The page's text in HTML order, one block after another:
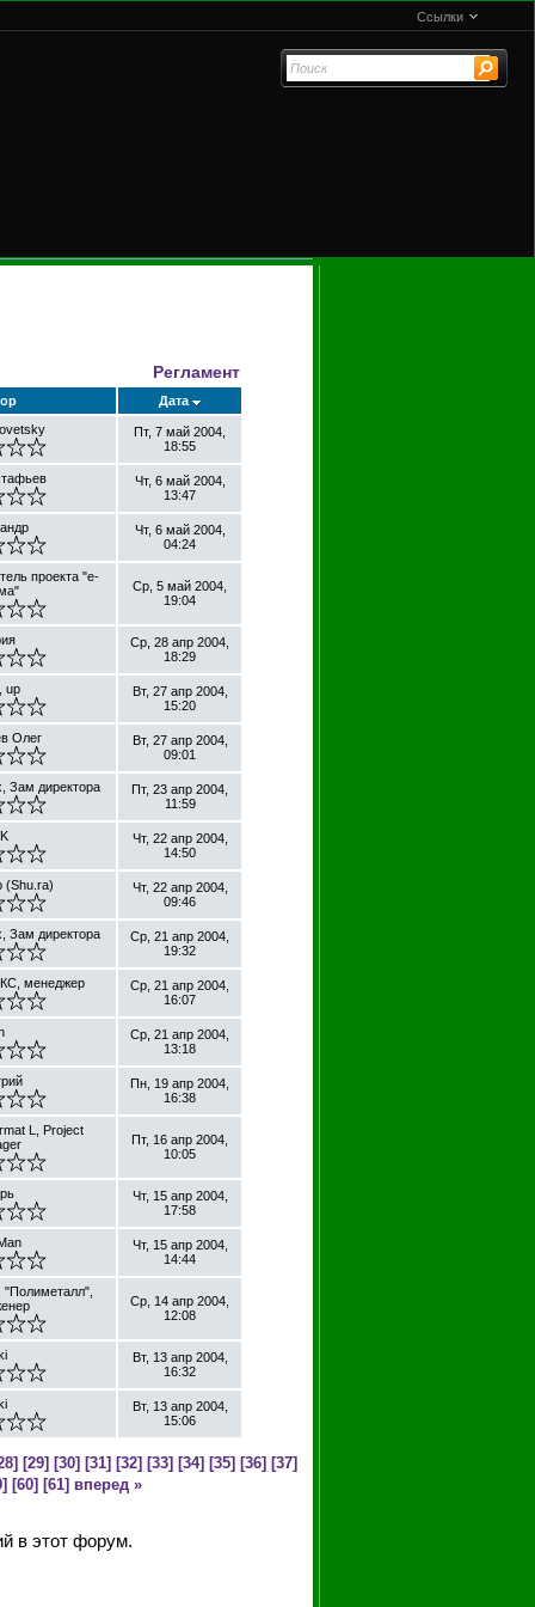
Ссылки
Регламент
Дата
Пт, 7 май 2004,
18:55
Чт, 6 май 2004,
13:47
Чт, 6 май 2004,
04:24
проекта "е-
Ср, 5 май 2004,
19:04
Ср, 28 апр 2004,
18:29
up
Вт, 27 апр 2004,
15:20
Олег
Вт, 27 апр 2004,
09:01
Зам директора
Пт, 23 апр 2004,
11:59
Чт, 22 апр 2004,
14:50
(Shu.ra)
Чт, 22 апр 2004,
09:46
Зам директора
Ср, 21 апр 2004,
19:32
менеджер
Ср, 21 апр 2004,
16:07
Ср, 21 апр 2004,
13:18
Пн, 19 апр 2004,
16:38
L, Project
Пт, 16 апр 2004,
10:05
Чт, 15 апр 2004,
17:58
Чт, 15 апр 2004,
14:44
"Полиметалл",
Ср, 14 апр 2004,
12:08
Вт, 13 апр 2004,
16:32
Вт, 13 апр 2004,
15:06
[29] [30] [31] [32] [33] [34] [35] [36] [37]
[60] [61] вперед »
в этот форум.